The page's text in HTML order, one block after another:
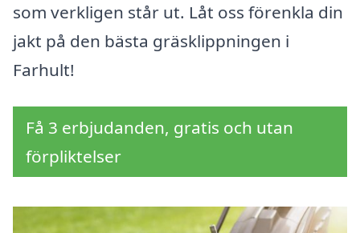
som verkligen står ut. Låt oss förenkla din
jakt på den bästa gräsklippningen i
Farhult!
Få 3 erbjudanden, gratis och utan
förpliktelser